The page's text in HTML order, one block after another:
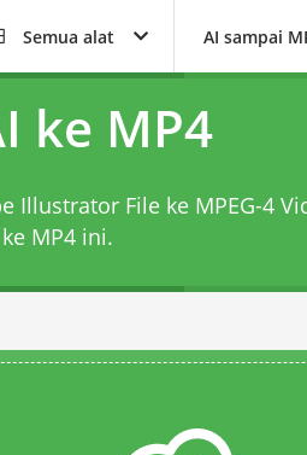
Semua alat AI sampai
ke MP4
Illustrator File ke MPEG-4
MP4ini.